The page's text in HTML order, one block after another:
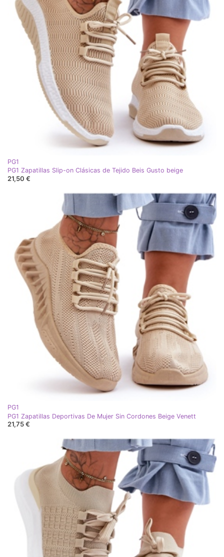
PG1
PG1 Zapatillas Slip-on Clásicas de Tejido Beis Gusto beige
21,50 €
PG1
PG1 Zapatillas Deportivas De Mujer Sin Cordones Beige Venett
21,75 €